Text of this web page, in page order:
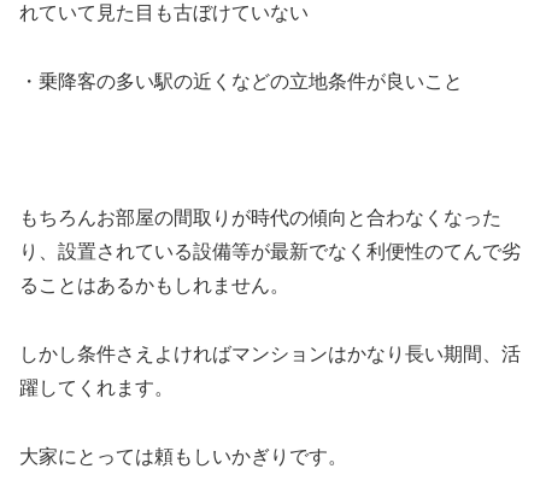
れていて見た目も古ぼけていない
・乗降客の多い駅の近くなどの立地条件が良いこと
もちろんお部屋の間取りが時代の傾向と合わなくなった
り、設置されている設備等が最新でなく利便性のてんで劣
ることはあるかもしれません。
しかし条件さえよければマンションはかなり長い期間、活
躍してくれます。
大家にとっては頼もしいかぎりです。